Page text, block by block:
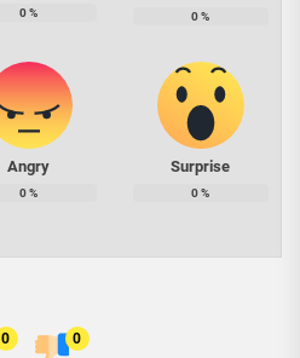
0% 0%
Angry
0%
Surprise
0%
0 0